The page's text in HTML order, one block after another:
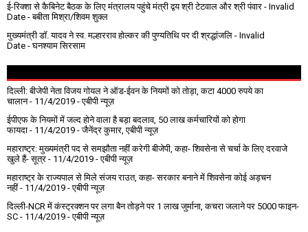
ई-रिक्शा से कैबिनेट बैठक के लिए मंत्रालय पहुंचे मंत्री द्वय श्री टेटवाल और श्री पंवार - Invalid
Date - बबीता मिश्रा/शिवम शुक्ल
मुख्यमंत्री डॉ. यादव ने स्व. मल्हारराव होल्कर की पुण्यतिथि पर दी श्रद्धांजलि - Invalid
Date - घनश्याम सिरसाम
दिल्ली: बीजेपी नेता विजय गोयल ने ऑड-ईवन के नियमों को तोड़ा, कटा 4000 रुपये का
चालान- 11/4/2019 - एबीपी न्यूज़
ईपीएफ के नियमों में जल्द होने वाला है बड़ा बदलाव, 50 लाख कर्मचारियों को होगा
फायदा - 11/4/2019 - जैनेंद्र कुमार, एबीपी न्यूज़
महाराष्ट्र: मुख्यमंत्री पद से समझौता नहीं करेगी बीजेपी, कहा- शिवसेना से चर्चा के लिए दरवाजे
खुले हैं- सूत्र - 11/4/2019 - एबीपी न्यूज़
महाराष्ट्र के राज्यपाल से मिले संजय राउत, कहा- सरकार बनाने में शिवसेना कोई अड़चन
नहीं- 11/4/2019 - एबीपी न्यूज़
दिल्ली-NCR में कंस्ट्रक्शन पर लगा बैन तोड़ने पर 1 लाख जुर्माना, कचरा जलाने पर ₹5000 फाइन-
SC - 11/4/2019 - एबीपी न्यूज़